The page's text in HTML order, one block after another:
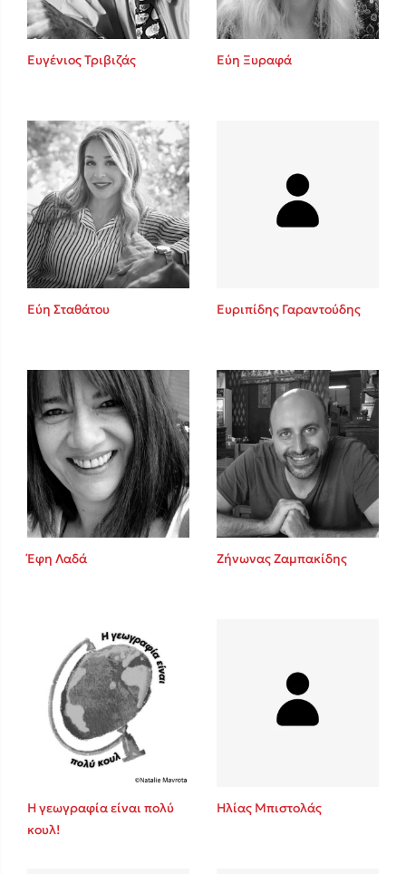
Ευγένιος Τριβιζάς Εύη Ξυραφά
Εύη Σταθάτου Ευριπίδης Γαραντούδης
Έφη Λαδά Ζήνωνας Ζαμπακίδης
Η γεωγραφία είναι πολύ
κουλ!
Ηλίας Μπιστολάς